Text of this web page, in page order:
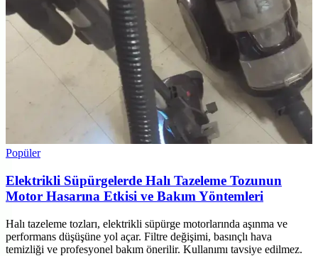
Popüler
Elektrikli Süpürgelerde Halı Tazeleme Tozunun
Motor Hasarına Etkisi ve Bakım Yöntemleri
Halı tazeleme tozları, elektrikli süpürge motorlarında aşınma ve
performans düşüşüne yol açar. Filtre değişimi, basınçlı hava
temizliği ve profesyonel bakım önerilir. Kullanımı tavsiye edilmez.